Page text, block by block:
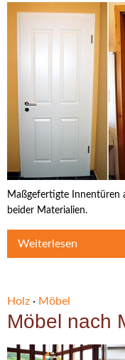
Maßgefertigte Innentüren
beider Materialien.
Weiterlesen
Holz · Möbel
Möbel nach